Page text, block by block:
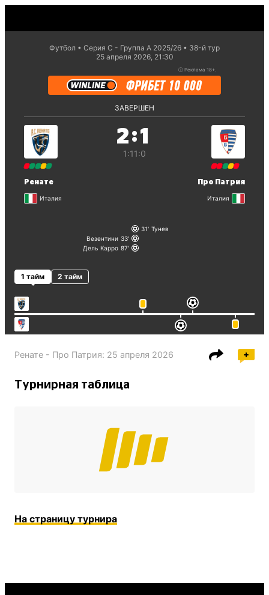
Футбол Серия С - Группа A 2025/26
38-й тур
25 апреля 2026, 21:30
ⓘ Реклама 18+.
ЗАВЕРШЕН
Ренате
Италия
2:1
1:11:0
Про Патрия
Италия
31 Тунев
Везентини 33
Дель Карро 87
1 тайм 2 тайм
Ренате - Про Патрия: 25 апреля 2026
Турнирная таблица
На страницу турнира